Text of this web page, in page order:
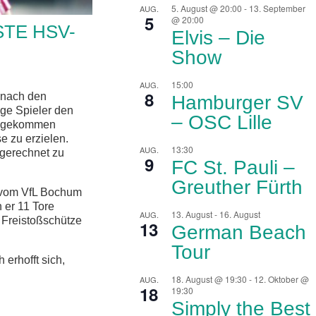
HSV-
den
Spieler den
zu erzielen.
zu
VfL Bochum
11 Tore
erhofft sich,
AUG.
5
5. August @ 20:00 - 13. September
@ 20:00
Elvis – Die
Show
AUG.
8
15:00
Hamburger SV
– OSC Lille
AUG.
9
13:30
FC St. Pauli –
Greuther Fürth
AUG.
13
13. August- 16. August
German Beach
Tour
AUG.
18
18. August @ 19:30 - 12. Oktober @
19:30
Simply the Best